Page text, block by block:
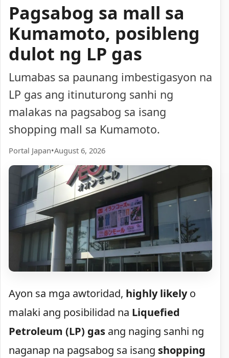
Pagsabog sa mall sa
Kumamoto, posibleng
dulot ng LP gas
Lumabas sa paunang imbestigasyon na
LP gas ang itinuturong sanhi ng
malakas na pagsabog sa isang
shopping mall sa Kumamoto.
Portal Japan•August 6, 2026
Ayon sa mga awtoridad, highly likelyo
malaki ang posibilidad na Liquefied
Petroleum (LP) gas ang naging sanhi ng
naganap na pagsabog sa isang shopping